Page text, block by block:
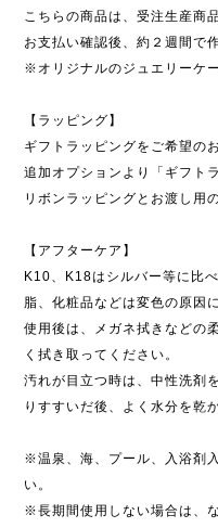
こちらの商品は、受注生産商品
お支払い確認後、約２週間で
※オリジナルのジュエリーケ
【ラッピング】
ギフトラッピングをご希望の
追加オプションより「ギフト
リボンラッピングとお渡し用
【アフターケア】
K10、K18はシルバー等に比
脂、化粧品などは変色の原因
使用後は、メガネ拭きなどの
く拭き取ってください。
汚れが目立つ時は、中性洗剤
りすすいだ後、よく水分を乾
※温泉、海、プール、入浴剤
い。
※長期間使用しない場合は、